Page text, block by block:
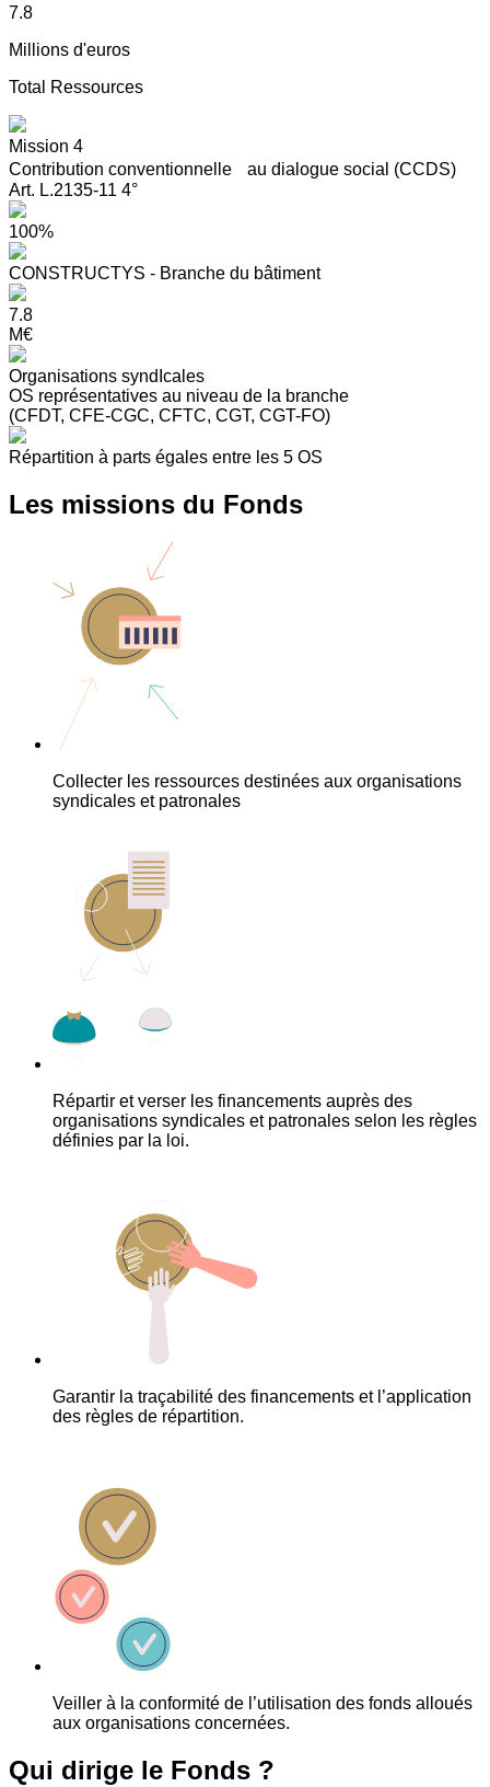
7.8
Millions d'euros
Total Ressources
Mission 4
Contribution conventionnelle au dialogue social (CCDS)
Art. L.2135-11 4°
100%
CONSTRUCTYS - Branche du bâtiment
7.8
M€
Organisations syndIcales
OS représentatives au niveau de la branche
(CFDT, CFE-CGC, CFTC, CGT, CGT-FO)
Répartition à parts égales entre les 5 OS
Les missions du Fonds
Collecter les ressources destinées aux organisations
syndicales et patronales
Répartir et verser les financements auprès des
organisations syndicales et patronales selon les règles
définies par la loi.
Garantir la traçabilité des financements et l’application
des règles de répartition.
Veiller à la conformité de l’utilisation des fonds alloués
aux organisations concernées.
Qui dirige le Fonds ?